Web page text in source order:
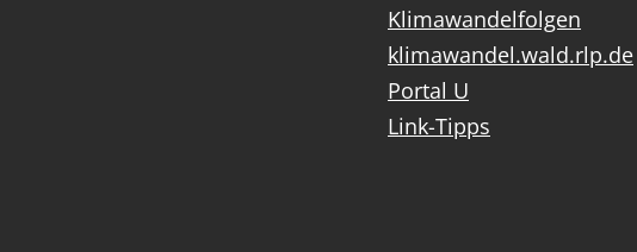
Klimawandelfolgen
klimawandel.wald.rlp.de
Portal U
Link-Tipps